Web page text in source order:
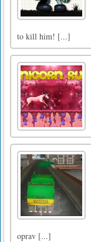
to kill him! [...]
oprav [...]